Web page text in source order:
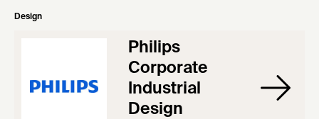
Design
Philips
Corporate
Industrial
Design